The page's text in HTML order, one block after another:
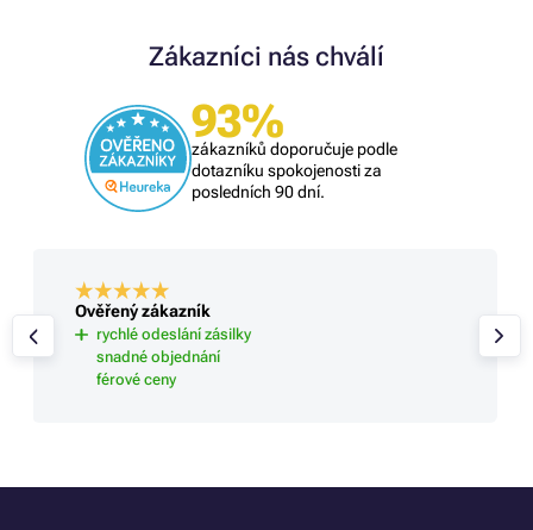
Zákazníci nás chválí
93%
zákazníků doporučuje podle
dotazníku spokojenosti za
posledních 90 dní.
Ověřený zákazník
rychlé odeslání zásilky
snadné objednání
férové ceny